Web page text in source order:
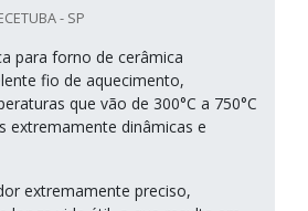
- SP
para forno de cerâmica
fio de aquecimento,
que vão de 300°C a 750°C
extremamente dinâmicas e
extremamente preciso,